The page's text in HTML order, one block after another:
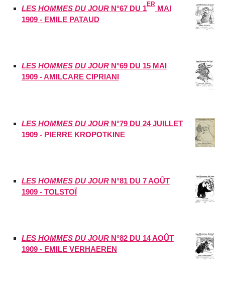
LES HOMMES DU JOURN°67 DU 1ERMAI
1909 - EMILE PATAUD
LES HOMMES DU JOURN°69 DU 15 MAI
1909 - AMILCARE CIPRIANI
LES HOMMES DU JOURN°79 DU 24 JUILLET
1909 - PIERRE KROPOTKINE
LES HOMMES DU JOURN°81 DU 7 AOÛT
1909 - TOLSTOÏ
LES HOMMES DU JOURN°82 DU 14 AOÛT
1909 - EMILE VERHAEREN